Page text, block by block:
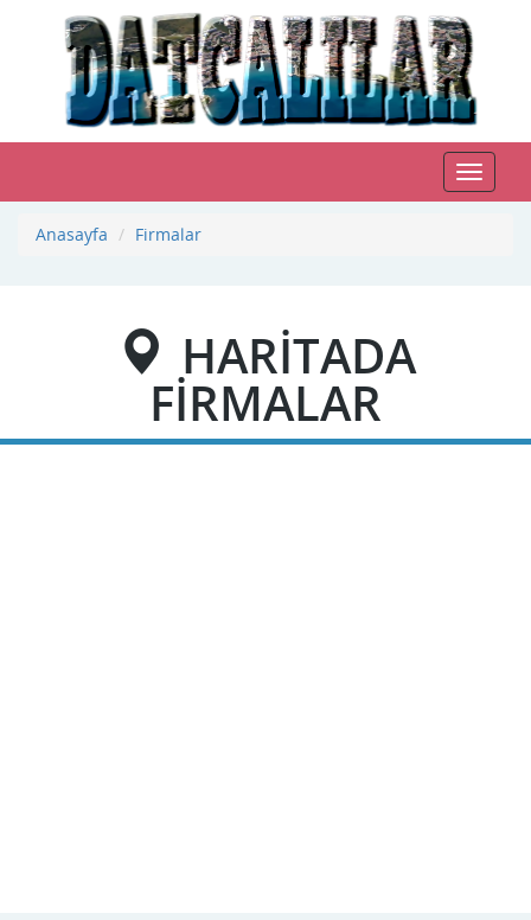
Toggle
Anasayfa
Firmalar
HARİTADA
FİRMALAR